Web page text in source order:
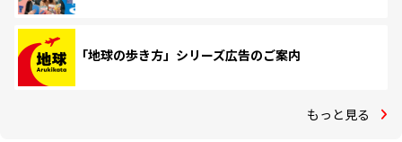
「地球の歩き方」シリーズ広告のご案内
もっと見る